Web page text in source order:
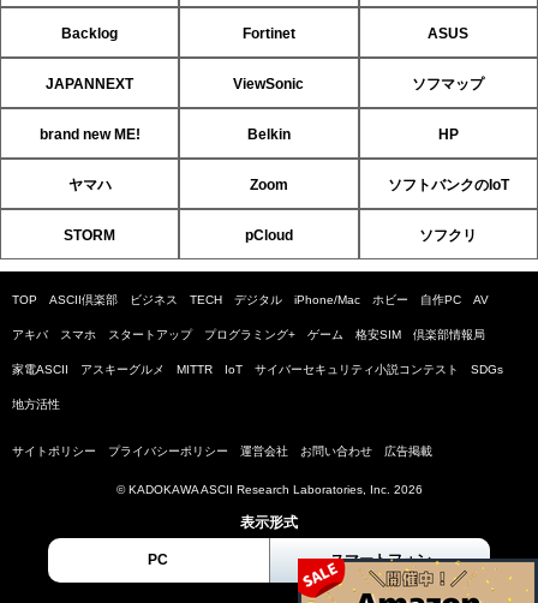
Backlog Fortinet ASUS
JAPANNEXT ViewSonic ソフマップ
brand new ME! Belkin HP
ヤマハ Zoom ソフトバンクのIoT
STORM pCloud ソフクリ
TOP ASCII倶楽部 ビジネス TECH デジタル iPhone/Mac ホビー 自作PC AV
アキバ スマホ スタートアップ プログラミング+ ゲーム 格安SIM 倶楽部情報局
家電ASCII アスキーグルメ MITTR IoT サイバーセキュリティ小説コンテスト SDGs
地方活性
サイトポリシー プライバシーポリシー 運営会社 お問い合わせ 広告掲載
© KADOKAWA ASCII Research Laboratories, Inc. 2026
表示形式
PC スマートフォン